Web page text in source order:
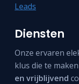
Leads
Diensten
Onze ervaren
klus die te
en vrijblijvend